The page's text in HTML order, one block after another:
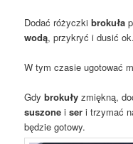
Dodać różyczkibrokuła
wodą, przykryć i dusić
W tym czasie ugotować
Gdybrokuły zmiękną,
suszone iser i trzymać
będzie gotowy.